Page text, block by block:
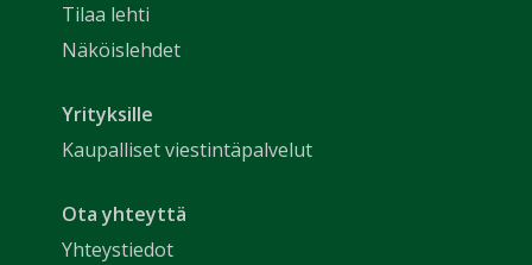
Tilaa lehti
Näköislehdet
Yrityksille
Kaupalliset viestintäpalvelut
Ota yhteyttä
Yhteystiedot